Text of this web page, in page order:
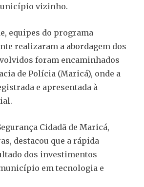
vizinho.
equipes do programa
realizaram a abordagem dos
foram encaminhados
de Polícia (Maricá), onde a
e apresentada à
Cidadã de Maricá,
destacou que a rápida
dos investimentos
em tecnologia e